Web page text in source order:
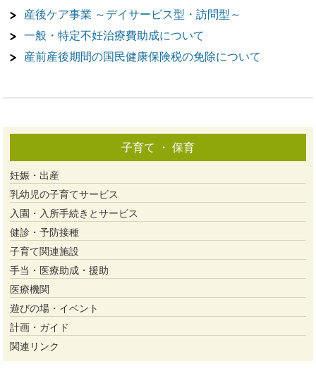
産後ケア事業 ～デイサービス型・訪問型～
一般・特定不妊治療費助成について
産前産後期間の国民健康保険税の免除について
子育て ・ 保育
妊娠・出産
乳幼児の子育てサービス
入園・入所手続きとサービス
健診・予防接種
子育て関連施設
手当・医療助成・援助
医療機関
遊びの場・イベント
計画・ガイド
関連リンク